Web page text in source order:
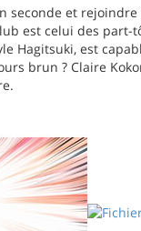
seconde et
est celui des part-
Hagitsuki, est
brun ? Claire